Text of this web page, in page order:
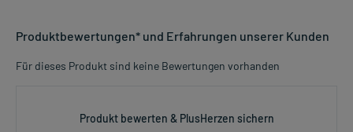
Produktbewertungen* und Erfahrungen unserer Kunden
Für dieses Produkt sind keine Bewertungen vorhanden
Produkt bewerten & PlusHerzen sichern